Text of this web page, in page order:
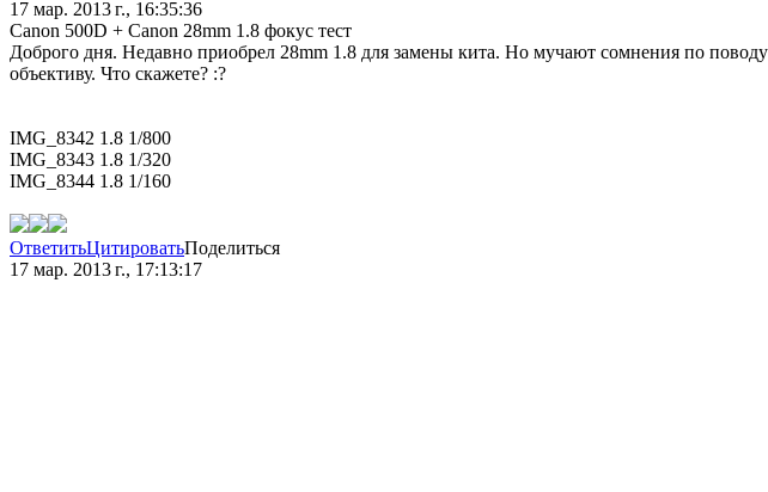
17 мар. 2013 г., 16:35:36
Canon 500D + Canon 28mm 1.8 фокус тест
Доброго дня. Недавно приобрел 28mm 1.8 для замены кита. Но мучают сомнения по
объективу. Что скажете? :?
IMG_8342 1.8 1/800
IMG_8343 1.8 1/320
IMG_8344 1.8 1/160
ОтветитьЦитироватьПоделиться
17 мар. 2013 г., 17:13:17